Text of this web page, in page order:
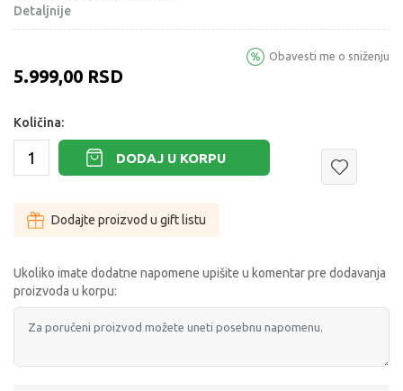
Detaljnije
5.999,00 RSD
Obavesti me o sniženju
Količina:
DODAJ U KORPU
Dodajte proizvod u gift listu
Ukoliko imate dodatne napomene upišite u komentar pre dodavanja
proizvoda u korpu: